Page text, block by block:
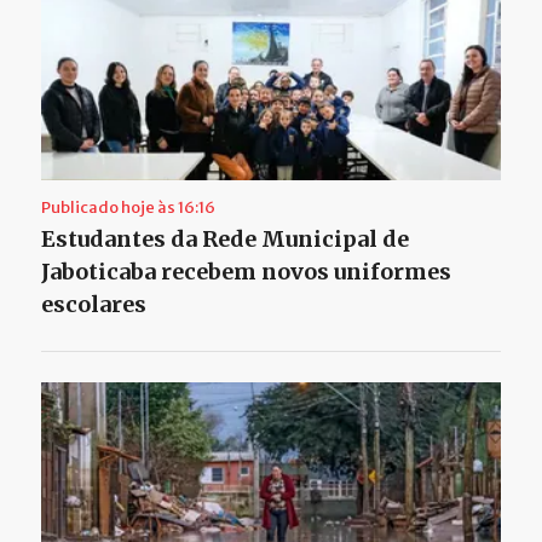
Publicado hoje às 16:16
Estudantes da Rede Municipal de
Jaboticaba recebem novos uniformes
escolares